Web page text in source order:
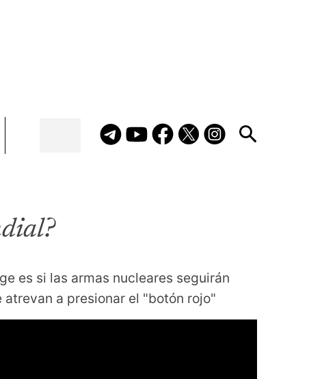
es si las armas nucleares seguirán
a presionar el "botón rojo"